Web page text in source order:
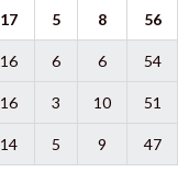
17 5 8 56
16 6 6 54
16 3 10 51
14 5 9 47